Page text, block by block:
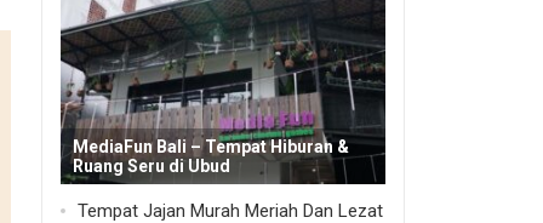
MediaFun Bali – Tempat Hiburan &
Ruang Seru di Ubud
Tempat Jajan Murah Meriah Dan Lezat